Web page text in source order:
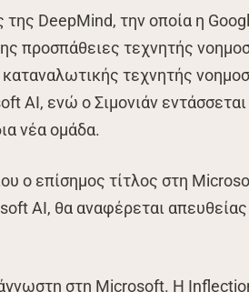
DeepMind, την οποία η
προσπάθειες τεχνητής
τεχνητής
AI, ενώ ο Σιμονιάν
νέα ομάδα.
ο επίσημος τίτλος στη
AI, θα αναφέρεται απευθείας
στη Microsoft. Η